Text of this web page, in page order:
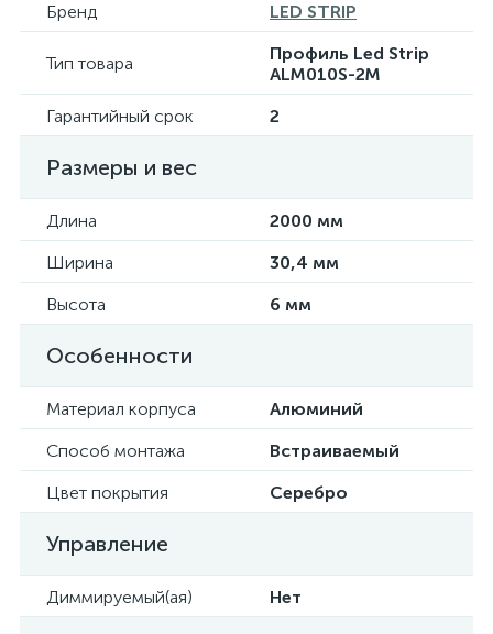
Бренд
LED STRIP
Тип товара
Профиль Led Strip
ALM010S-2M
Гарантийный срок
2
Размеры и вес
Длина
2000 мм
Ширина
30,4 мм
Высота
6 мм
Особенности
Материал корпуса
Алюминий
Способ монтажа
Встраиваемый
Цвет покрытия
Серебро
Управление
Диммируемый(ая) Нет